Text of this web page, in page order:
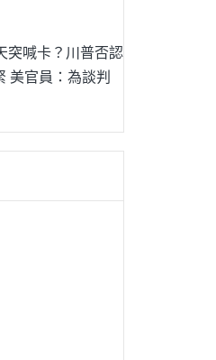
突喊卡？川普否認
美官員：為談判